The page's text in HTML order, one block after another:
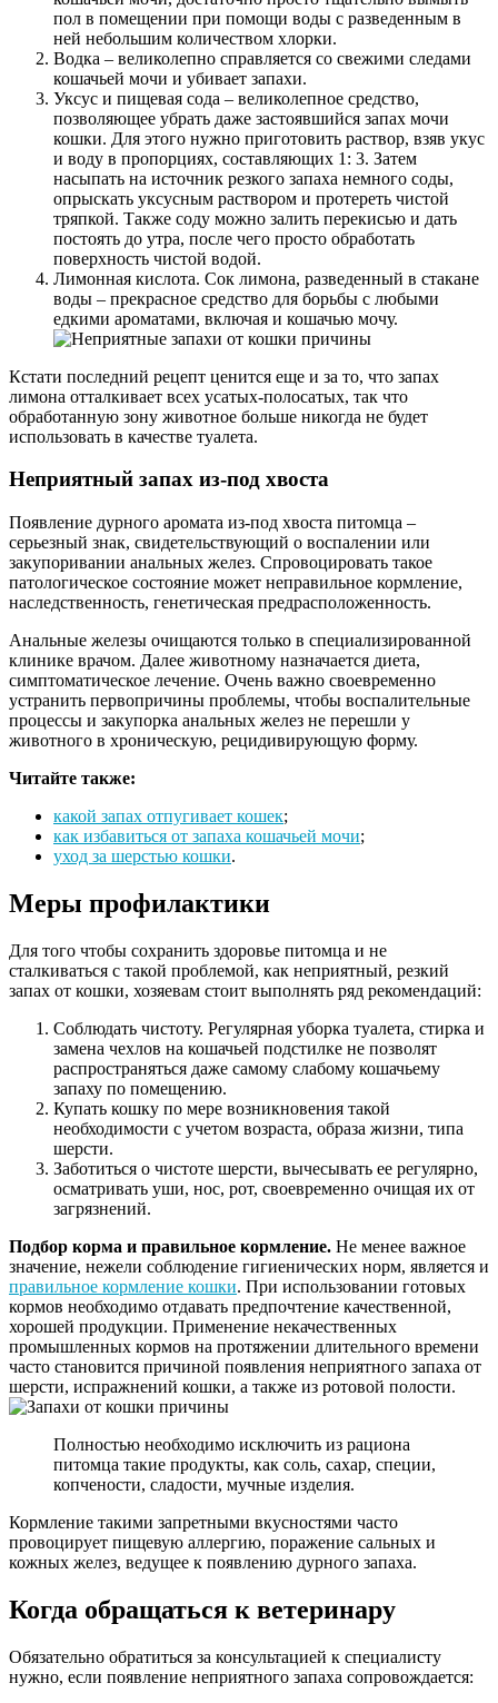
пол в помещении при помощи воды с разведенным в
ней небольшим количеством хлорки.
Водка – великолепно справляется со свежими следами
кошачьей мочи и убивает запахи.
Уксус и пищевая сода – великолепное средство,
позволяющее убрать даже застоявшийся запах мочи
кошки. Для этого нужно приготовить раствор, взяв укус
и воду в пропорциях, составляющих 1: 3. Затем
насыпать на источник резкого запаха немного соды,
опрыскать уксусным раствором и протереть чистой
тряпкой. Также соду можно залить перекисью и дать
постоять до утра, после чего просто обработать
поверхность чистой водой.
Лимонная кислота. Сок лимона, разведенный в стакане
воды – прекрасное средство для борьбы с любыми
едкими ароматами, включая и кошачью мочу.
Кстати последний рецепт ценится еще и за то, что запах
лимона отталкивает всех усатых-полосатых, так что
обработанную зону животное больше никогда не будет
использовать в качестве туалета.
Неприятный запах из-под хвоста
Появление дурного аромата из-под хвоста питомца –
серьезный знак, свидетельствующий о воспалении или
закупоривании анальных желез. Спровоцировать такое
патологическое состояние может неправильное кормление,
наследственность, генетическая предрасположенность.
Анальные железы очищаются только в специализированной
клинике врачом. Далее животному назначается диета,
симптоматическое лечение. Очень важно своевременно
устранить первопричины проблемы, чтобы воспалительные
процессы и закупорка анальных желез не перешли у
животного в хроническую, рецидивирующую форму.
Читайте также:
какой запах отпугивает кошек;
как избавиться от запаха кошачьей мочи;
уход за шерстью кошки.
Меры профилактики
Для того чтобы сохранить здоровье питомца и не
сталкиваться с такой проблемой, как неприятный, резкий
запах от кошки, хозяевам стоит выполнять ряд рекомендаций:
Соблюдать чистоту. Регулярная уборка туалета, стирка и
замена чехлов на кошачьей подстилке не позволят
распространяться даже самому слабому кошачьему
запаху по помещению.
Купать кошку по мере возникновения такой
необходимости с учетом возраста, образа жизни, типа
шерсти.
Заботиться о чистоте шерсти, вычесывать ее регулярно,
осматривать уши, нос, рот, своевременно очищая их от
загрязнений.
Подбор корма и правильное кормление. Не менее важное
значение, нежели соблюдение гигиенических норм, является и
правильное кормление кошки. При использовании готовых
кормов необходимо отдавать предпочтение качественной,
хорошей продукции. Применение некачественных
промышленных кормов на протяжении длительного времени
часто становится причиной появления неприятного запаха от
шерсти, испражнений кошки, а также из ротовой полости.
Полностью необходимо исключить из рациона
питомца такие продукты, как соль, сахар, специи,
копчености, сладости, мучные изделия.
Кормление такими запретными вкусностями часто
провоцирует пищевую аллергию, поражение сальных и
кожных желез, ведущее к появлению дурного запаха.
Когда обращаться к ветеринару
Обязательно обратиться за консультацией к специалисту
нужно, если появление неприятного запаха сопровождается: